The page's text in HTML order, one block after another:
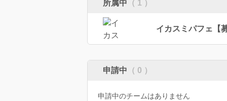
所属中 （ 1 ）
イカスミパフェ【
申請中 （ 0 ）
申請中のチームはありません